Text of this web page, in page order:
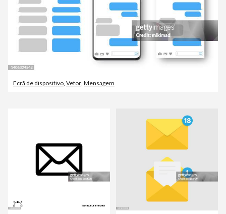
Ecrã de dispositivo, Vetor, Mensagem